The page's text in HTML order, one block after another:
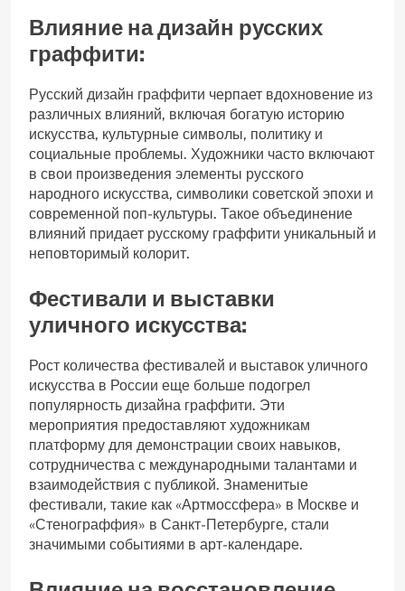
Влияние на дизайн русских
граффити:
Русский дизайн граффити черпает вдохновение из
различных влияний, включая богатую историю
искусства, культурные символы, политику и
социальные проблемы. Художники часто включают
в свои произведения элементы русского
народного искусства, символики советской эпохи и
современной поп-культуры. Такое объединение
влияний придает русскому граффити уникальный и
неповторимый колорит.
Фестивали и выставки
уличного искусства:
Рост количества фестивалей и выставок уличного
искусства в России еще больше подогрел
популярность дизайна граффити. Эти
мероприятия предоставляют художникам
платформу для демонстрации своих навыков,
сотрудничества с международными талантами и
взаимодействия с публикой. Знаменитые
фестивали, такие как «Артмоссфера» в Москве и
«Стенограффия» в Санкт-Петербурге, стали
значимыми событиями в арт-календаре.